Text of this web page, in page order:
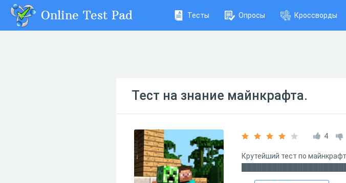
Online Test Pad Тесты Опросы Кроссворды
Тест на знание майнкрафта.
4
Крутейший тест по